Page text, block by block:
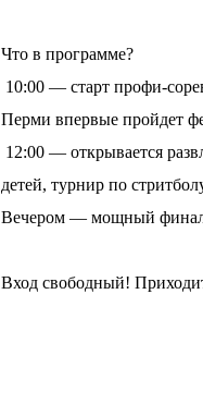
Что в программе?
10:00 — старт профи-
Перми впервые пройдет
12:00 — открывается
детей, турнир по
Вечером — мощный финал!
Вход свободный!